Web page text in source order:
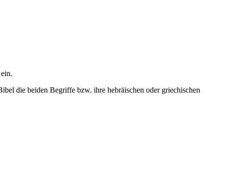
die beiden Begriffe bzw. ihre hebräischen oder griechischen